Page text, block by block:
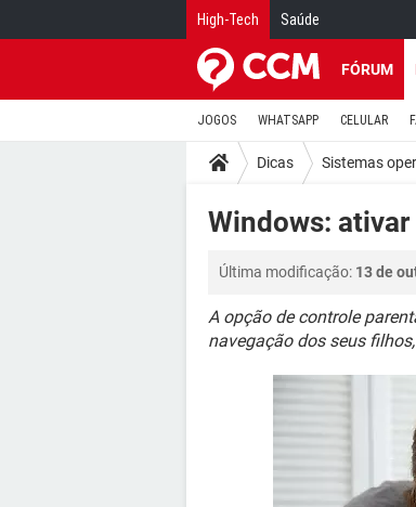
High-Tech Saúde
FÓRUM
JOGOS WHATSAPP CELULAR
Dicas Sistemas
Windows:
Última modificação: 13 de
A opção de controle
navegação dos seus